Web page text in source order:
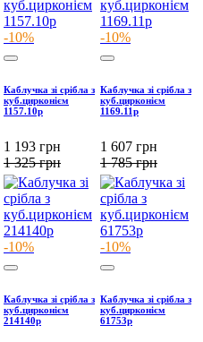
-10%
Каблучка зі срібла з
куб.цирконієм
1157.10р
1 193 грн
1 325грн
-10%
Каблучка зі срібла з
куб.цирконієм
1169.11р
1 607 грн
1 785грн
-10%
Каблучка зі срібла з
куб.цирконієм
214140р
-10%
Каблучка зі срібла з
куб.цирконієм
61753р